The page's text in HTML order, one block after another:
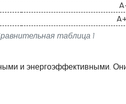
таблица 1
и энергоэффективными.